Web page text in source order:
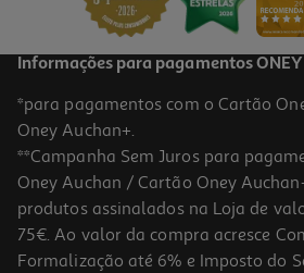
Informações para pagamentos ONEY
*para pagamentos com o Cartão
Oney Auchan+.
**Campanha Sem Juros para
Oney Auchan / Cartão Oney
produtos assinalados na Loja de
75€. Ao valor da compra acresce
Formalização até 6% e Imposto do